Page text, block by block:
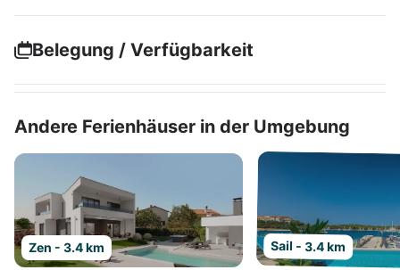
Belegung / Verfügbarkeit
Andere Ferienhäuser in der Umgebung
Zen - 3.4 km Sail - 3.4 km